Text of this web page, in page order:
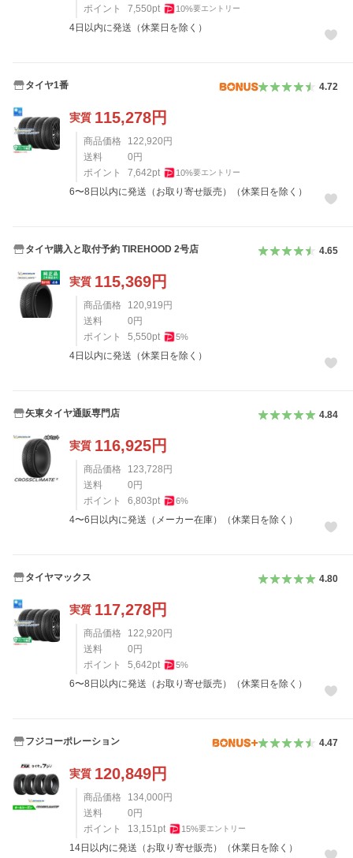
ポイント 7,550pt 10%要エントリー
4日以内に発送（休業日を除く）
タイヤ1番 4.72
実質 115,278円
商品価格 122,920 円
送料
0 円
ポイント
7,642pt 10%要エントリー
6〜8日以内に発送（お取り寄せ販売）（休業日を除く）
タイヤ購入と取付予約 TIREHOOD 2号店 4.65
実質 115,369円
商品価格 120,919 円
送料
0 円
ポイント
5,550pt 5%
4日以内に発送（休業日を除く）
矢東タイヤ通販専門店 4.84
実質 116,925円
商品価格 123,728 円
送料
0 円
ポイント
6,803pt 6%
4〜6日以内に発送（メーカー在庫）（休業日を除く）
タイヤマックス 4.80
実質 117,278円
商品価格 122,920 円
送料
0 円
ポイント
5,642pt 5%
6〜8日以内に発送（お取り寄せ販売）（休業日を除く）
フジコーポレーション 4.47
実質 120,849円
商品価格 134,000 円
送料
0 円
ポイント
13,151pt 15%要エントリー
14日以内に発送（お取り寄せ販売）（休業日を除く）